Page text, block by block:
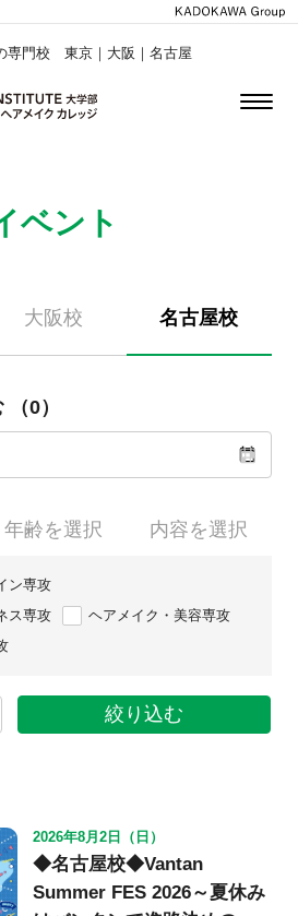
専門校 東京｜大阪｜名古屋
ベント
大阪校 名古屋校
（0）
年齢を選択 内容を選択
ン専攻
ス専攻
ヘアメイク・美容専攻
絞り込む
2026年8月2日（日）
◆名古屋校◆Vantan
Summer FES 2026～夏休み